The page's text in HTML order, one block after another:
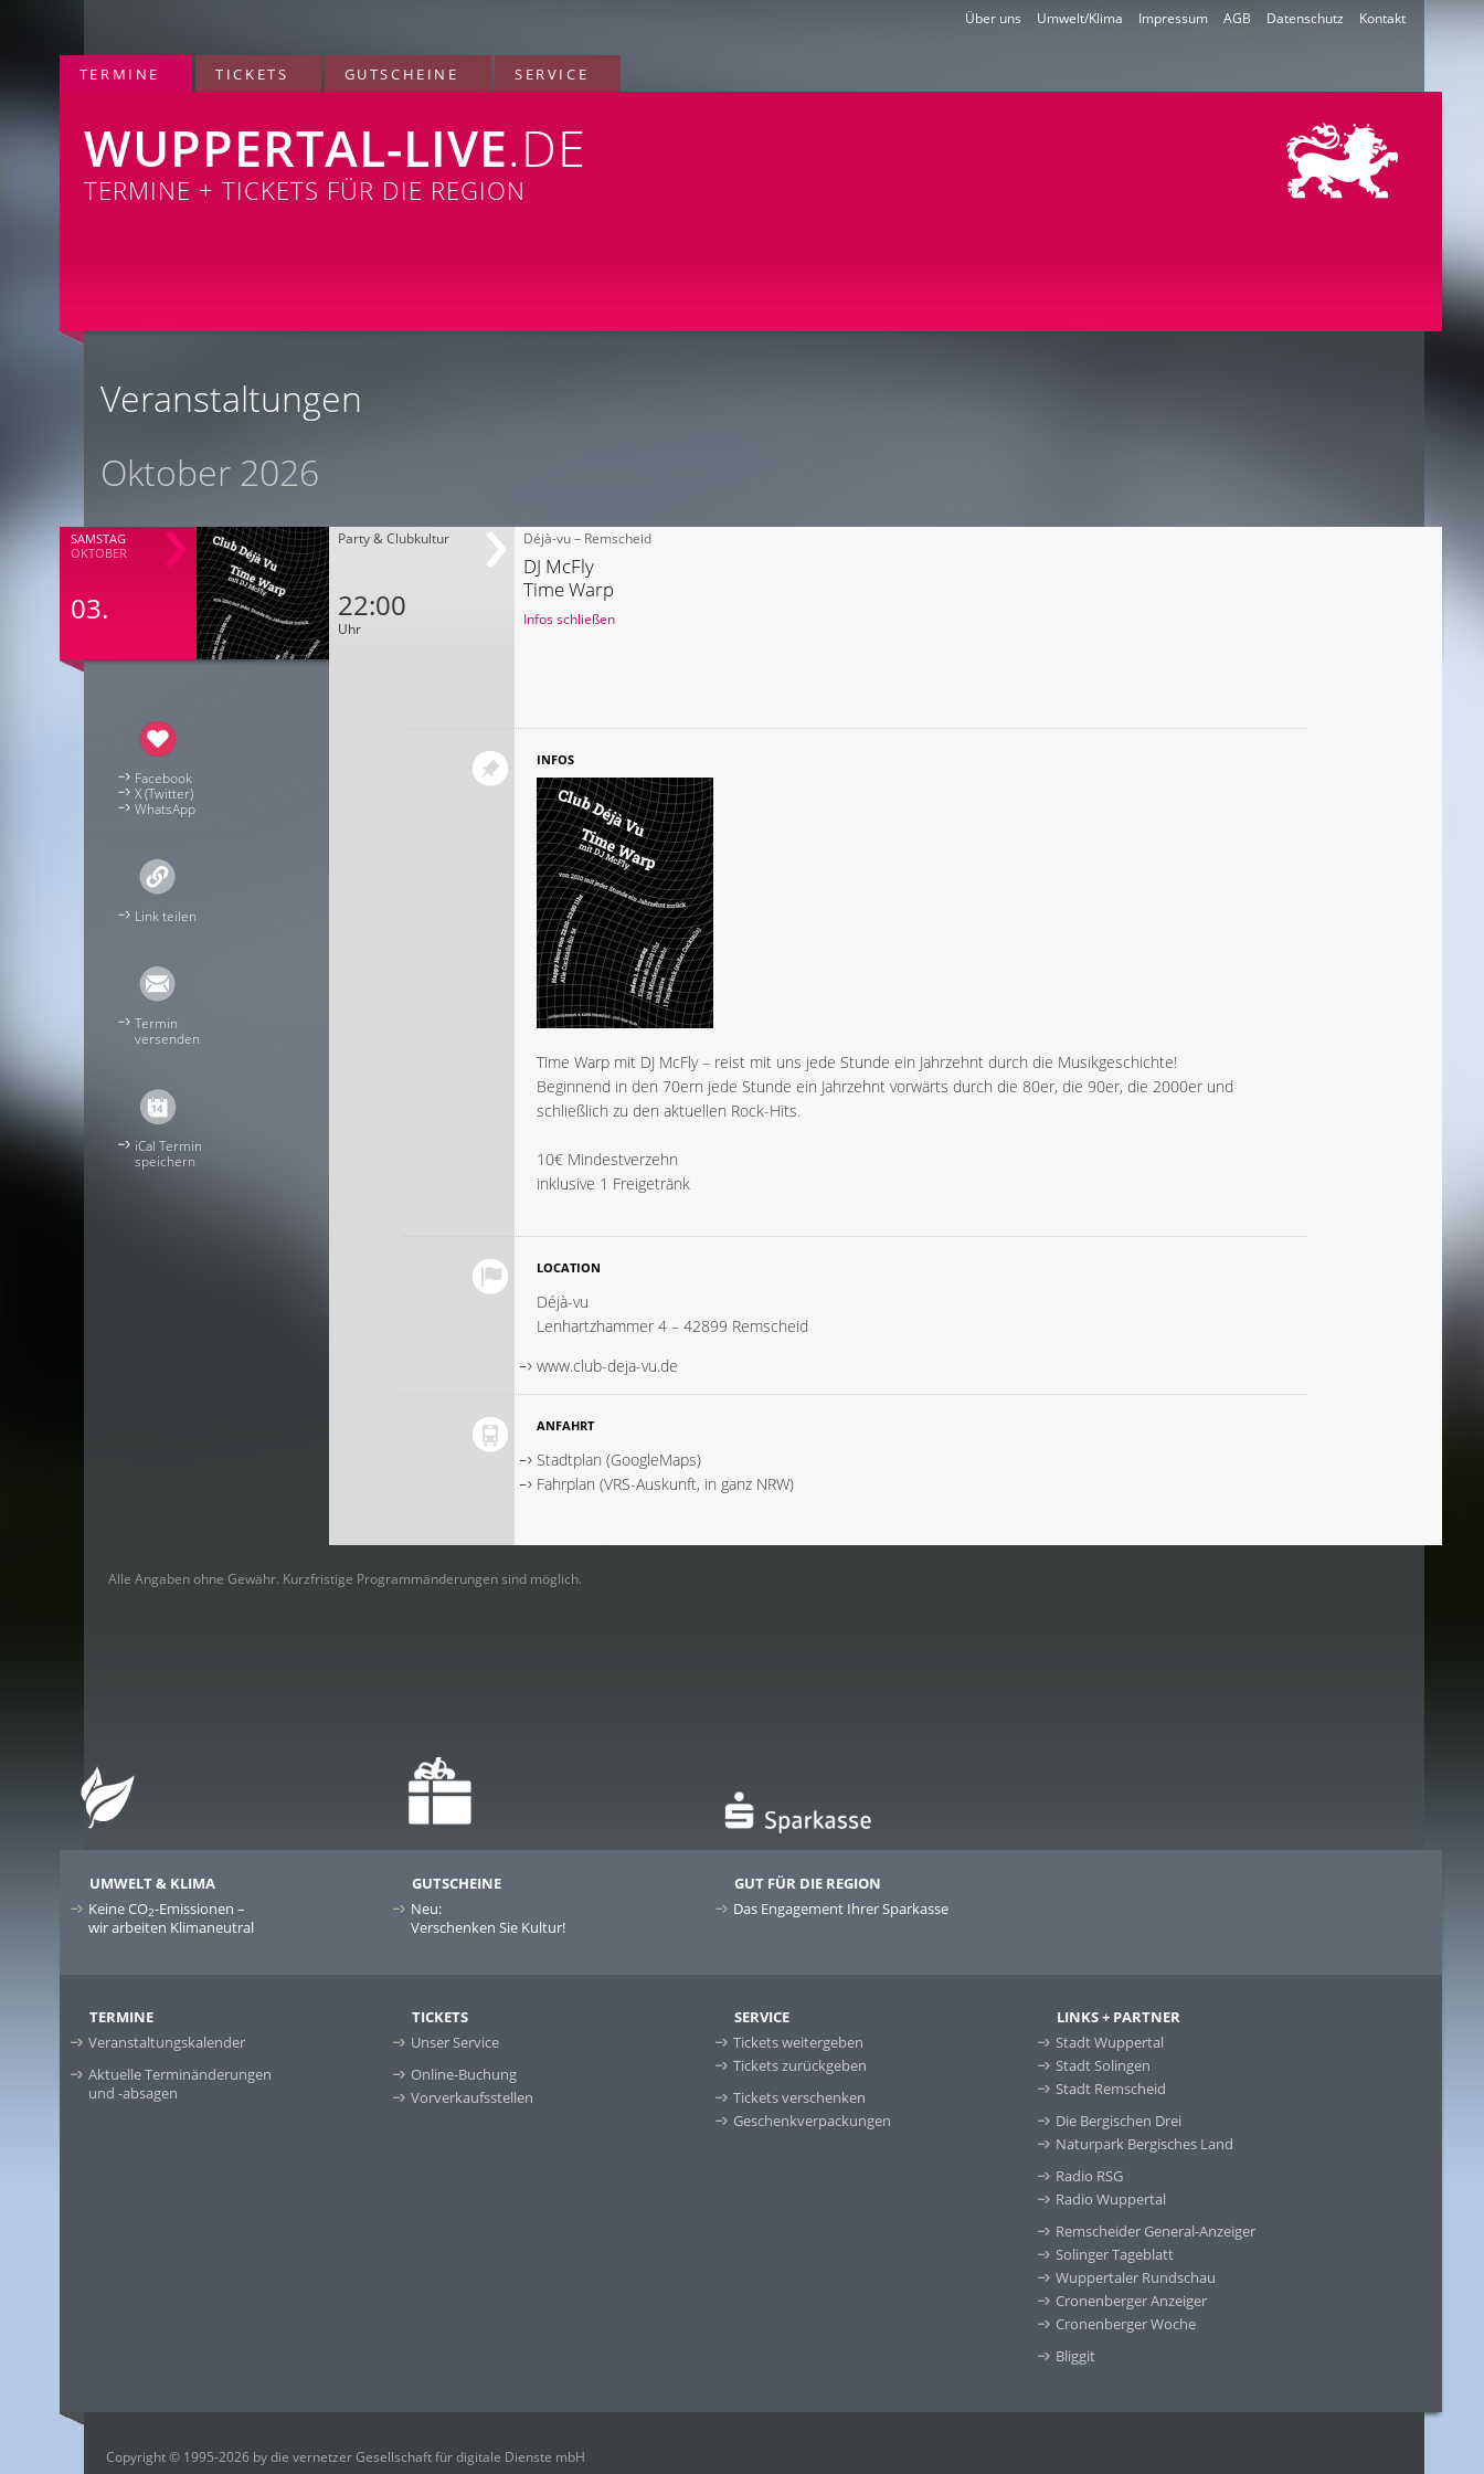
Kontakt
Datenschutz
AGB
Impressum
Umwelt/Klima
Über uns
TERMINE TICKETS GUTSCHEINE SERVICE
WUPPERTAL-LIVE.DE
TERMINE + TICKETS FÜR DIE REGION
Veranstaltungen
Oktober 2026
SAMSTAG
OKTOBER
03.
Party & Clubkultur
22:00
Uhr
Déjà-vu – Remscheid
DJ McFly
Time Warp
Infos schließen
Facebook
X (Twitter)
WhatsApp
Link teilen
Termin
versenden
iCal Termin
speichern
INFOS
Time Warp mit DJ McFly – reist mit uns jede Stunde ein Jahrzehnt durch die Musikgeschichte!
Beginnend in den 70ern jede Stunde ein Jahrzehnt vorwärts durch die 80er, die 90er, die 2000er und
schließlich zu den aktuellen Rock-Hits.
10€ Mindestverzehn
inklusive 1 Freigetränk
LOCATION
Déjà-vu
Lenhartzhammer 4 – 42899 Remscheid
www.club-deja-vu.de
ANFAHRT
Stadtplan (GoogleMaps)
Fahrplan (VRS-Auskunft, in ganz NRW)
Alle Angaben ohne Gewähr. Kurzfristige Programmänderungen sind möglich.
UMWELT & KLIMA
Keine CO2-Emissionen –
wir arbeiten Klimaneutral
GUTSCHEINE
Neu:
Verschenken Sie Kultur!
GUT FÜR DIE REGION
Das Engagement Ihrer Sparkasse
TERMINE
Veranstaltungskalender
Aktuelle Terminänderungen
und -absagen
TICKETS
Unser Service
Online-Buchung
Vorverkaufsstellen
SERVICE
Tickets weitergeben
Tickets zurückgeben
Tickets verschenken
Geschenkverpackungen
LINKS + PARTNER
Stadt Wuppertal
Stadt Solingen
Stadt Remscheid
Die Bergischen Drei
Naturpark Bergisches Land
Radio RSG
Radio Wuppertal
Remscheider General-Anzeiger
Solinger Tageblatt
Wuppertaler Rundschau
Cronenberger Anzeiger
Cronenberger Woche
Bliggit
Copyright © 1995-2026 by die vernetzer Gesellschaft für digitale Dienste mbH